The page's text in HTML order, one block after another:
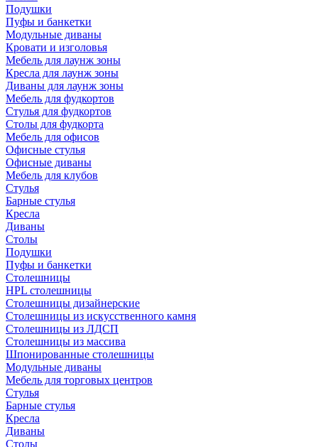
Подушки
Пуфы и банкетки
Модульные диваны
Кровати и изголовья
Мебель для лаунж зоны
Кресла для лаунж зоны
Диваны для лаунж зоны
Мебель для фудкортов
Стулья для фудкортов
Столы для фудкорта
Мебель для офисов
Офисные стулья
Офисные диваны
Мебель для клубов
Стулья
Барные стулья
Кресла
Диваны
Столы
Подушки
Пуфы и банкетки
Столешницы
HPL столешницы
Столешницы дизайнерские
Столешницы из искусственного камня
Столешницы из ЛДСП
Столешницы из массива
Шпонированные столешницы
Модульные диваны
Мебель для торговых центров
Стулья
Барные стулья
Кресла
Диваны
Столы